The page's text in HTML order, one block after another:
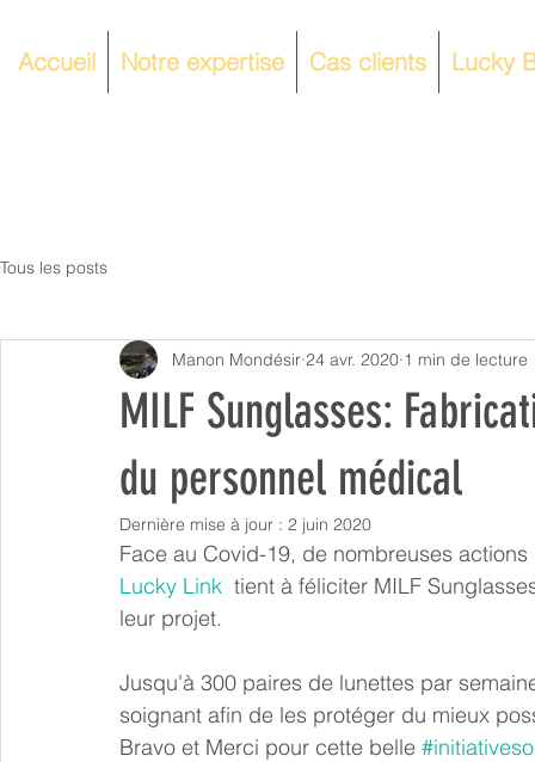
Accueil Notre expertise Cas clients Lucky
Tous les posts
MILF Sunglasses:
du personnel médical
Manon Mondésir 24 avr. 2020 1 min de lecture
Dernière mise à jour : 2 juin 2020
Face au Covid-19, de nombreuses
Lucky Link
tient à féliciter MILF
leur projet.
Jusqu'à 300 paires de lunettes par
soignant afin de les protéger du mieux
Bravo et Merci pour cette belle